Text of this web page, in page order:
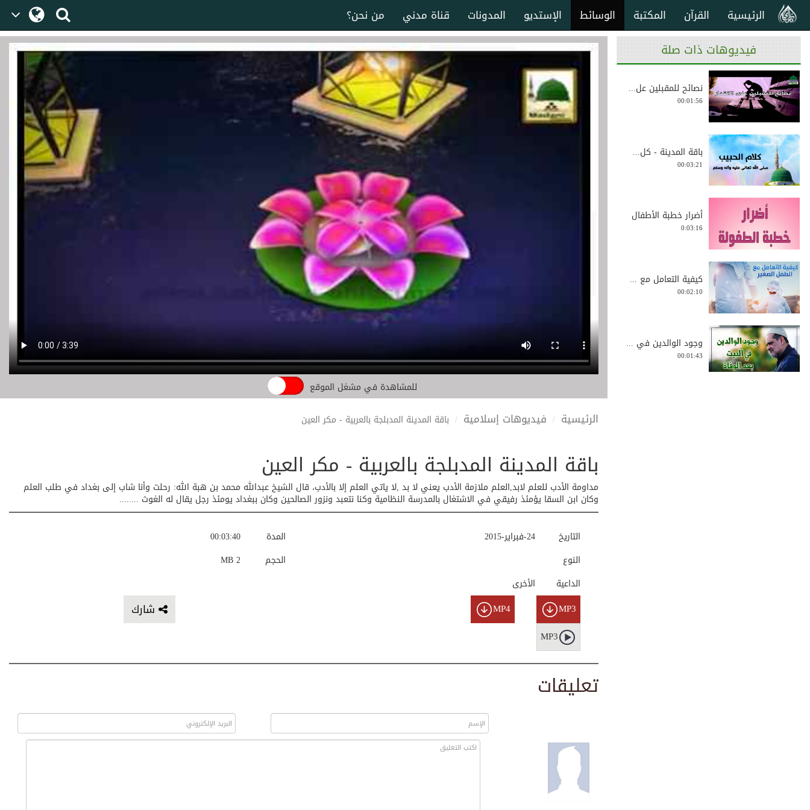
من نحن؟ قناة مدني المدونات الإستديو الوسائط المكتبة القرآن الرئيسية
للمشاهدة في مشغل الموقع
الرئيسية فيديوهات إسلامية باقة المدينة المدبلجة بالعربية - مكر العين
باقة المدينة المدبلجة بالعربية - مكر العين
مداومة الأدب للعلم لابد,العلم ملازمة الأدب يعني لا بد ,لا ياتي العلم إلا بالأدب، قال الشيخ عبدالله محمد بن هبة الله: رحلت وأنا شاب إلى بغداد في طلب العلم
وكان ابن السقا يؤمئذ رفيقي في الاشتغال بالمدرسة النظامية وكنا نتعبد ونزور الصالحين وكان ببغداد يومئذ رجل يقال له الغوث ........
00:03:40
المدة
2 MB
الحجم
24-فبراير-2015
التاريخ
النوع
الأخرى
الداعية
شارك MP3
MP4
MP3
تعليقات
فيديوهات ذات صلة
نصائح للمقبلين عل...
00:01:56
باقة المدينة - كل...
00:03:21
أضرار خطبة الأطفال
0:03:16
كيفية التعامل مع ...
00:02:10
وجود الوالدين في ...
00:01:43